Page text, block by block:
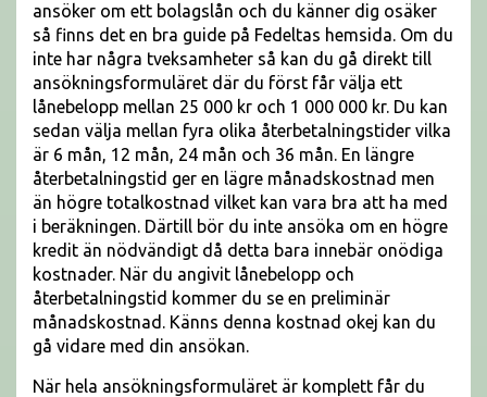
ansöker om ett bolagslån och du känner dig osäker
så finns det en bra guide på Fedeltas hemsida. Om du
inte har några tveksamheter så kan du gå direkt till
ansökningsformuläret där du först får välja ett
lånebelopp mellan 25 000 kr och 1 000 000 kr. Du kan
sedan välja mellan fyra olika återbetalningstider vilka
är 6 mån, 12 mån, 24 mån och 36 mån. En längre
återbetalningstid ger en lägre månadskostnad men
än högre totalkostnad vilket kan vara bra att ha med
i beräkningen. Därtill bör du inte ansöka om en högre
kredit än nödvändigt då detta bara innebär onödiga
kostnader. När du angivit lånebelopp och
återbetalningstid kommer du se en preliminär
månadskostnad. Känns denna kostnad okej kan du
gå vidare med din ansökan.
När hela ansökningsformuläret är komplett får du